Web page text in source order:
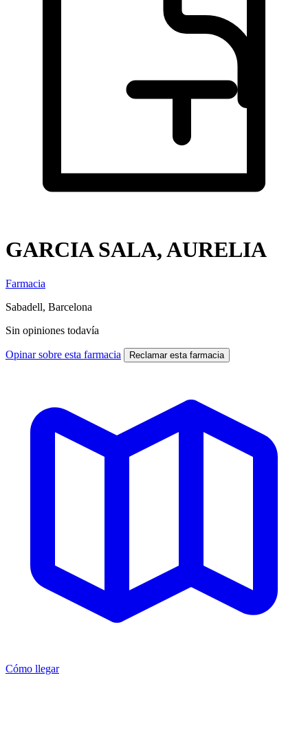
GARCIA SALA, AURELIA
Farmacia
Sabadell, Barcelona
Sin opiniones todavía
Opinar sobre esta farmacia Reclamar esta farmacia
Cómo llegar